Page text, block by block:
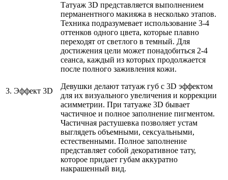
3. Эффект 3D
Татуаж 3D представляется выполнением
перманентного макияжа в несколько этапов.
Техника подразумевает использование 3-4
оттенков одного цвета, которые плавно
переходят от светлого в темный. Для
достижения цели может понадобиться 2-4
сеанса, каждый из которых продолжается
после полного заживления кожи.
Девушки делают татуаж губ с 3D эффектом
для их визуального увеличения и коррекции
асимметрии. При татуаже 3D бывает
частичное и полное заполнение пигментом.
Частичная растушевка позволяет устам
выглядеть объемными, сексуальными,
естественными. Полное заполнение
представляет собой декоративное тату,
которое придает губам аккуратно
накрашенный вид.